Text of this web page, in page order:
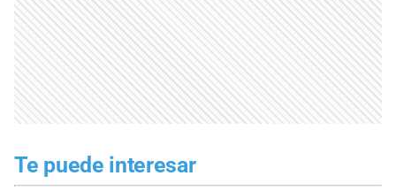
Te puede interesar